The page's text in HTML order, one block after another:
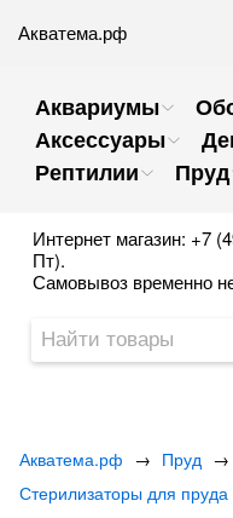
Акватема.рф
Аквариумы
Аксессуары
Рептилии
Пруд
Интернет магазин: +7
Пт).
Самовывоз временно
Акватема.рф → Пруд →
Стерилизаторы для пруда